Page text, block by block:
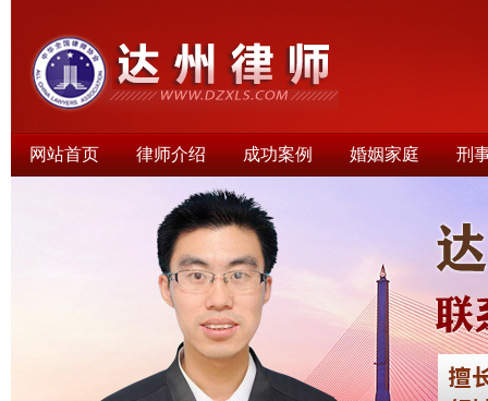
网站首页 律师介绍 成功案例 婚姻家庭 刑